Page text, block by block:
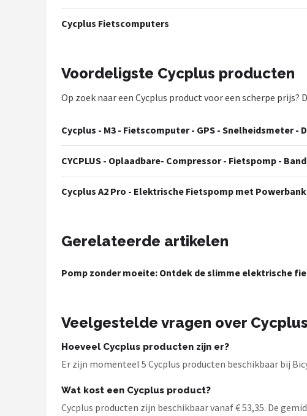
New Looxs
Schwalbe
Voltano
Alle merken →
Cycplus Fietscomputers
Voordeligste Cycplus producten
Op zoek naar een Cycplus product voor een scherpe
Cycplus - M3 - Fietscomputer - GPS - Snelheidsmeter -
CYCPLUS - Oplaadbare- Compressor - Fietspomp -
Cycplus A2 Pro - Elektrische Fietspomp met
Gerelateerde artikelen
Pomp zonder moeite: Ontdek de slimme elektrische
Veelgestelde vragen over Cycplus
Hoeveel Cycplus producten zijn er?
Er zijn momenteel 5 Cycplus producten beschikbaar bij
Wat kost een Cycplus product?
Cycplus producten zijn beschikbaar vanaf € 53,35. De